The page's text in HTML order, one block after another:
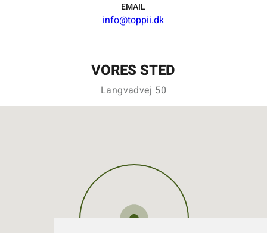
EMAIL
info@toppii.dk
VORES STED
Langvadvej 50